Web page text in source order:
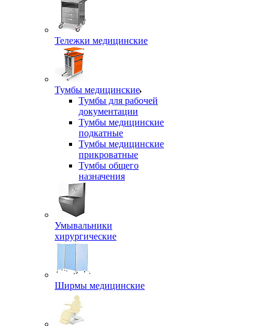
Тележки медицинские
Тумбы медицинские
Тумбы для рабочей
документации
Тумбы медицинские
подкатные
Тумбы медицинские
прикроватные
Тумбы общего
назначения
Умывальники
хирургические
Ширмы медицинские